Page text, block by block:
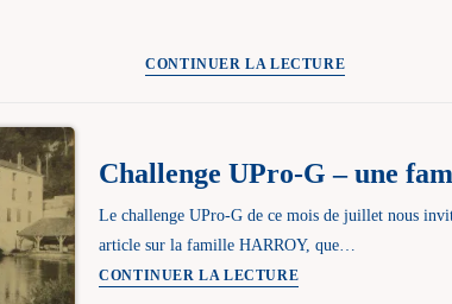
CONTINUER LA LECTUREChallenge
une
victime
Challenge UPro-G – une
Le challenge UPro-G de ce mois de juillet nous
article sur la famille HARROY, que…
CONTINUER LA LECTUREChallenge